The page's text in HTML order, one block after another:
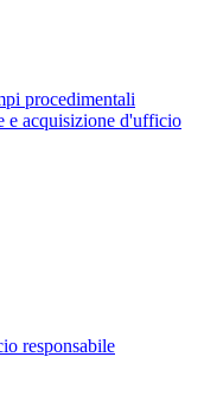
procedimentali
e acquisizione d'ufficio
responsabile